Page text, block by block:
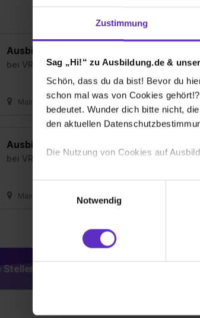
Zustimmung
Sag „Hi!“ zu Ausbildung.de &
Schön, dass du da bist! Bevor du
schon mal was von Cookies
bedeutet. Wunder dich bitte nicht,
den aktuellen
Die Nutzung von Cookies auf
Wir verwenden Cookies zur
Webseite getroffenen
Partner führen diese Informationen
zu. . In diesem Fall sowie bei der
Notwendig
Ausbildung zum Mediengestalter (Bild
bei VRM Service GmbH & Co. KG
Mainz
Ausbildung zum Industriekaufmann (m/w/
bei VRM Service GmbH & Co. KG
Mainz 01.09.2027 3 freie Plätze
automatisch zugeschickt